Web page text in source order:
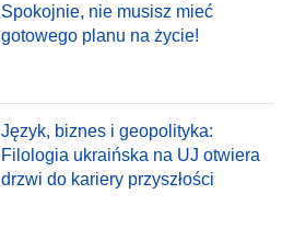
Spokojnie, nie musisz mieć
gotowego planu na życie!
Język, biznes i geopolityka:
Filologia ukraińska na UJ otwiera
drzwi do kariery przyszłości